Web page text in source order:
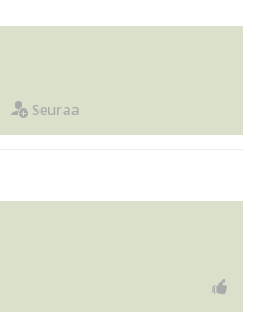
Seuraa